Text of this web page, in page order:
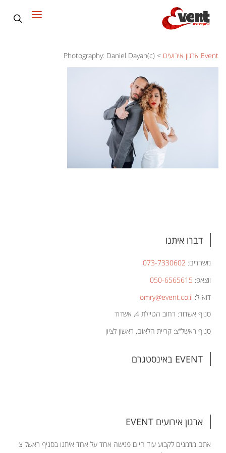
Event ארגון אירועים >
Photography: Daniel Dayan(c)
דברו איתנו
משרדים: 073-7330602
ווצאפ: 050-6565615
דוא"ל: omry@event.co.il
סניף אשדוד: רחוב הטיילת 4, אשדוד
סניף ראשל"צ: קריית הלאום, ראשון לציון
EVENT באינסטגרם
ארגון אירועים EVENT
אתם מוזמנים לקבוע עוד היום פגישה אחד על אחד איתנו בסניף ראשל"צ